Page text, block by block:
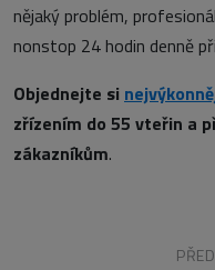
nějaký problém,
nonstop 24 hodin denně
Objednejte si
zřízením do 55 vteřin a
zákazníkům.